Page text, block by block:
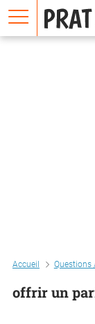
Accueil Questions
offrir un
E
m
a